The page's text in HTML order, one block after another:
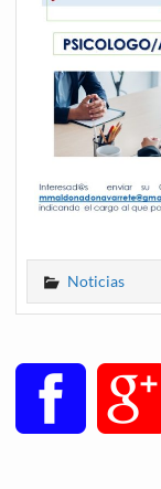
Noticias